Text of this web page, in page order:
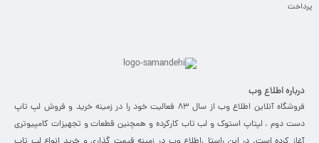
پرداخت
درباره اطلاع وب
فروشگاه آنلاین اطلاع وب از سال 83 فعالیت خود را در زمینه خرید و فروش لپ تاپ
دست دوم ، لپتاپ استوک و لب تاب کارکرده و همچنین قطعات و تجهیزات کامپیوتری